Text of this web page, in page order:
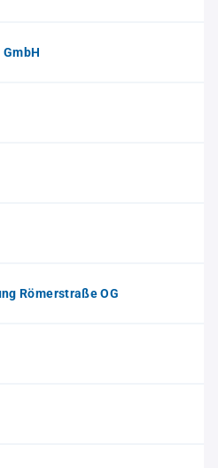
Römerstraße OG